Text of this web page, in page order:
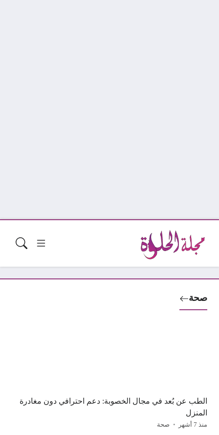
صحة
الطب عن بُعد في مجال الخصوبة: دعم احترافي دون مغادرة
المنزل
منذ 7 أشهر صحة